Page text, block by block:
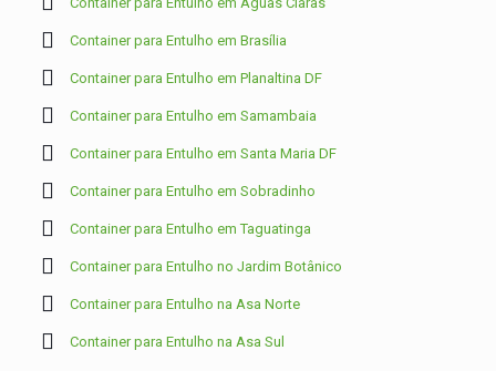
Container para Entulho em Brasília
Container para Entulho em Planaltina DF
Container para Entulho em Samambaia
Container para Entulho em Santa Maria DF
Container para Entulho em Sobradinho
Container para Entulho em Taguatinga
Container para Entulho no Jardim Botânico
Container para Entulho na Asa Norte
Container para Entulho na Asa Sul